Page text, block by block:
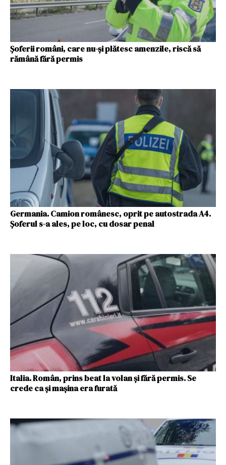
Șoferii români, care nu-și plătesc amenzile, riscă să
rămână fără permis
Germania. Camion românesc, oprit pe autostrada A4.
Șoferul s-a ales, pe loc, cu dosar penal
Italia. Român, prins beat la volan și fără permis. Se
crede ca și mașina era furată